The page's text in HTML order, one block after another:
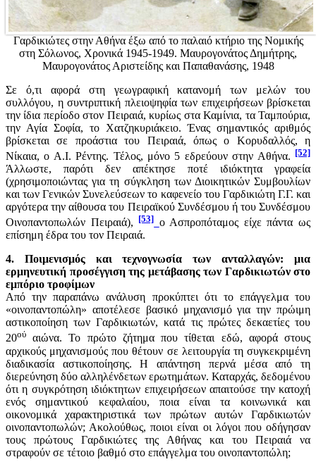
Γαρδικιώτες στην Αθήνα έξω από το παλαιό κτήριο της Νομικής
στη Σόλωνος, Χρονικά 1945-1949. Μαυρογονάτος Δημήτρης,
Μαυρογονάτος Αριστείδης και Παπαθανάσης, 1948
Σε ό,τι αφορά στη γεωγραφική κατανομή των μελών του
συλλόγου, η συντριπτική πλειοψηφία των επιχειρήσεων βρίσκεται
την ίδια περίοδο στον Πειραιά, κυρίως στα Καμίνια, τα Ταμπούρια,
την Αγία Σοφία, το Χατζηκυριάκειο. Ένας σημαντικός αριθμός
βρίσκεται σε προάστια του Πειραιά, όπως ο Κορυδαλλός, η
Νίκαια, ο Α.Ι. Ρέντης. Τέλος, μόνο 5 εδρεύουν στην Αθήνα. [52]
Άλλωστε, παρότι δεν απέκτησε ποτέ ιδιόκτητα γραφεία
(χρησιμοποιώντας για τη σύγκληση των Διοικητικών Συμβουλίων
και των Γενικών Συνελεύσεων το καφενείο του Γαρδικιώτη Γ.Γ. και
αργότερα την αίθουσα του Πειραϊκού Συνδέσμου ή του Συνδέσμου
Οινοπαντοπωλών Πειραιά), [53] ο Ασπροπόταμος είχε πάντα ως
επίσημη έδρα του τον Πειραιά.
4. Ποιμενισμός και τεχνογνωσία των ανταλλαγών: μια
ερμηνευτική προσέγγιση της μετάβασης των Γαρδικιωτών στο
εμπόριο τροφίμων
Από την παραπάνω ανάλυση προκύπτει ότι το επάγγελμα του
«οινοπαντοπώλη» αποτέλεσε βασικό μηχανισμό για την πρώιμη
αστικοποίηση των Γαρδικιωτών, κατά τις πρώτες δεκαετίες του
20ού αιώνα. Το πρώτο ζήτημα που τίθεται εδώ, αφορά στους
αρχικούς μηχανισμούς που θέτουν σε λειτουργία τη συγκεκριμένη
διαδικασία αστικοποίησης. Η απάντηση περνά μέσα από τη
διερεύνηση δύο αλληλένδετων ερωτημάτων. Καταρχάς, δεδομένου
ότι η συγκρότηση ιδιόκτητων επιχειρήσεων απαιτούσε την κατοχή
ενός σημαντικού κεφαλαίου, ποια είναι τα κοινωνικά και
οικονομικά χαρακτηριστικά των πρώτων αυτών Γαρδικιωτών
οινοπαντοπωλών; Ακολούθως, ποιοι είναι οι λόγοι που οδήγησαν
τους πρώτους Γαρδικιώτες της Αθήνας και του Πειραιά να
στραφούν σε τέτοιο βαθμό στο επάγγελμα του οινοπαντοπώλη;